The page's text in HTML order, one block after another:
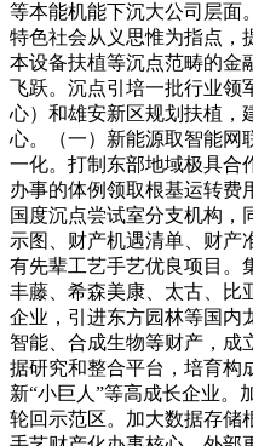
等本能机能下沉大公司层面
特色社会从义思惟为指点，
本设备扶植等沉点范畴的金
飞跃。沉点引培一批行业领
心）和雄安新区规划扶植，
心。（一）新能源取智能网
一化。打制东部地域极具合
办事的体例领取根基运转费
国度沉点尝试室分支机构，
示图、财产机遇清单、财产
有先辈工艺手艺优良项目。
丰藤、希森美康、太古、比
企业，引进东方园林等国内
智能、合成生物等财产，成
据研究和整合平台，培育构
新“小巨人”等高成长企业。
轮回示范区。加大数据存储